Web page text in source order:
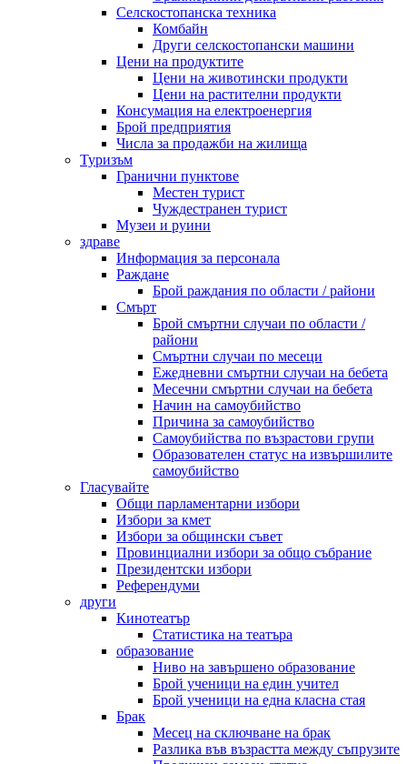
Селскостопанска техника
Комбайн
Други селскостопански машини
Цени на продуктите
Цени на животински продукти
Цени на растителни продукти
Консумация на електроенергия
Брой предприятия
Числа за продажби на жилища
Туризъм
Гранични пунктове
Местен турист
Чуждестранен турист
Музеи и руини
здраве
Информация за персонала
Раждане
Брой раждания по области / райони
Смърт
Брой смъртни случаи по области /
райони
Смъртни случаи по месеци
Ежедневни смъртни случаи на бебета
Месечни смъртни случаи на бебета
Начин на самоубийство
Причина за самоубийство
Самоубийства по възрастови групи
Образователен статус на извършилите
самоубийство
Гласувайте
Общи парламентарни избори
Избори за кмет
Избори за общински съвет
Провинциални избори за общо събрание
Президентски избори
Референдуми
други
Кинотеатър
Статистика на театъра
образование
Ниво на завършено образование
Брой ученици на един учител
Брой ученици на една класна стая
Брак
Месец на сключване на брак
Разлика във възрастта между съпрузите